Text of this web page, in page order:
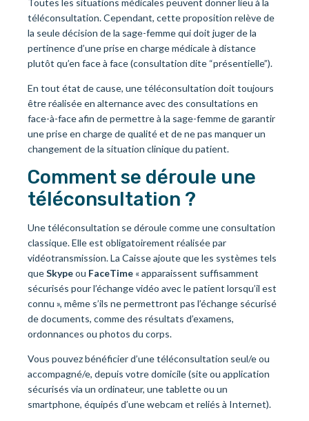
Toutes les situations médicales peuvent donner lieu à la
téléconsultation. Cependant, cette proposition relève de
la seule décision de la sage-femme qui doit juger de la
pertinence d’une prise en charge médicale à distance
plutôt qu’en face à face (consultation dite “présentielle”).
En tout état de cause, une téléconsultation doit toujours
être réalisée en alternance avec des consultations en
face-à-face afin de permettre à la sage-femme de garantir
une prise en charge de qualité et de ne pas manquer un
changement de la situation clinique du patient.
Comment se déroule une
téléconsultation ?
Une téléconsultation se déroule comme une consultation
classique. Elle est obligatoirement réalisée par
vidéotransmission. La Caisse ajoute que les systèmes tels
queSkypeou FaceTime « apparaissent suffisamment
sécurisés pour l’échange vidéo avec le patient lorsqu’il est
connu », même s’ils ne permettront pas l’échange sécurisé
de documents, comme des résultats d’examens,
ordonnances ou photos du corps.
Vous pouvez bénéficier d’une téléconsultation seul/e ou
accompagné/e, depuis votre domicile (site ou application
sécurisés via un ordinateur, une tablette ou un
smartphone, équipés d’une webcam et reliés à Internet).